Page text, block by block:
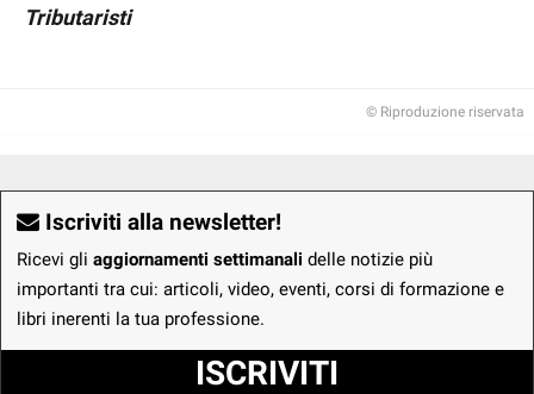
Tributaristi
© Riproduzione riservata
Iscriviti alla newsletter!
Ricevi gli aggiornamenti settimanali delle notizie più
importanti tra cui: articoli, video, eventi, corsi di formazione e
libri inerenti la tua professione.
ISCRIVITI